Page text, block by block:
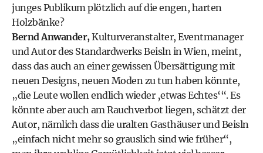
junges Publikum plötzlich auf die engen, harten
Holzbänke?
Bernd Anwander,Kulturveranstalter, Eventmanager
und Autor des Standardwerks Beisln in Wien, meint,
dass das auch an einer gewissen Übersättigung mit
neuen Designs, neuen Moden zu tun haben könnte,
„die Leute wollen endlich wieder ‚etwas Echtes‘“. Es
könnte aber auch am Rauchverbot liegen, schätzt der
Autor, nämlich dass die uralten Gasthäuser und Beisln
„einfach nicht mehr so grauslich sind wie früher“,